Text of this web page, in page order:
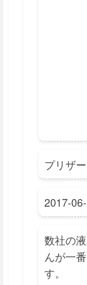
プリザ
2017-
数社の
んが一
す。